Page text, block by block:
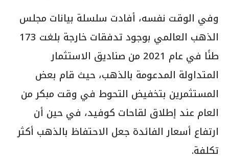
وفي الوقت نفسه، أفادت سلسلة بيانات مجلس
الذهب العالمي بوجود تدفقات خارجة بلغت 173
طنًا في عام 2021 من صناديق الاستثمار
المتداولة المدعومة بالذهب، حيث قام بعض
المستثمرين بتخفيض التحوط في وقت مبكر من
العام عند إطلاق لقاحات كوفيد، في حين أن
ارتفاع أسعار الفائدة جعل الاحتفاظ بالذهب أكثر
تكلفة.